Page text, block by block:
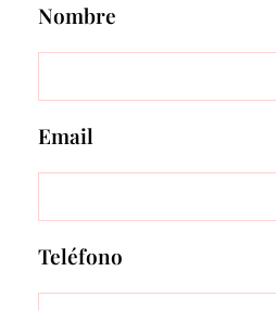
Nombre
Email
Teléfono